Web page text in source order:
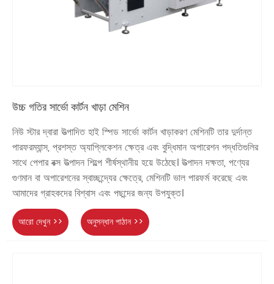
উচ্চ গতির সার্ভো কার্টন খাড়া মেশিন
নিউ স্টার দ্বারা উত্পাদিত হাই স্পিড সার্ভো কার্টন খাড়াকরণ মেশিনটি তার দুর্দান্ত
পারফরম্যান্স, প্রশস্ত অ্যাপ্লিকেশন ক্ষেত্র এবং বুদ্ধিমান অপারেশন পদ্ধতিগুলির
সাথে পেপার বক্স উত্পাদন শিল্পে শীর্ষস্থানীয় হয়ে উঠেছে। উত্পাদন দক্ষতা, পণ্যের
গুণমান বা অপারেশনের স্বাচ্ছন্দ্যের ক্ষেত্রে, মেশিনটি ভাল পারফর্ম করেছে এবং
আমাদের গ্রাহকদের বিশ্বাস এবং পছন্দের জন্য উপযুক্ত।
আরো দেখুন >> অনুসন্ধান পাঠান >>